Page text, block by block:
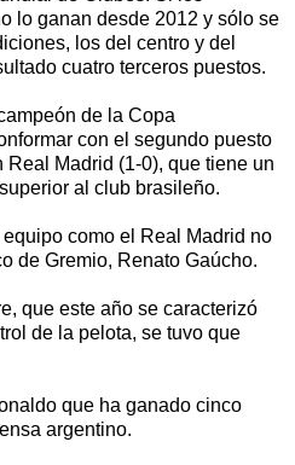
lo ganan desde 2012 y sólo se
los del centro y del
cuatro terceros puestos.
de la Copa
con el segundo puesto
Madrid (1-0), que tiene un
al club brasileño.
equipo como el Real Madrid no
de Gremio, Renato Gaúcho.
que este año se caracterizó
de la pelota, se tuvo que
que ha ganado cinco
argentino.